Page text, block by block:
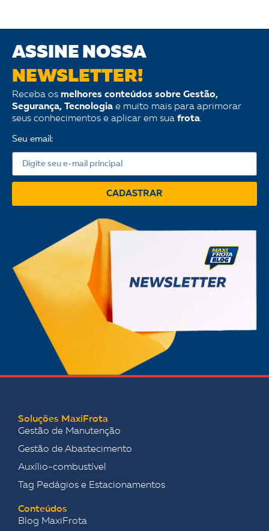
ASSINE NOSSA
NEWSLETTER!
Receba os melhores conteúdos sobre Gestão,
Segurança, Tecnologia e muito mais para aprimorar
seus conhecimentos e aplicar em sua frota.
Seu email:
CADASTRAR
Soluções MaxiFrota
Gestão de Manutenção
Gestão de Abastecimento
Auxílio-combustível
Tag Pedágios e Estacionamentos
Conteúdos
Blog MaxiFrota